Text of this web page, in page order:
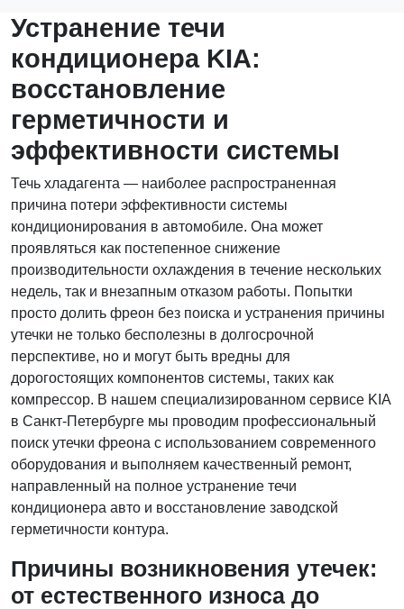
Устранение течи
кондиционера KIA:
восстановление
герметичности и
эффективности системы
Течь хладагента — наиболее распространенная
причина потери эффективности системы
кондиционирования в автомобиле. Она может
проявляться как постепенное снижение
производительности охлаждения в течение нескольких
недель, так и внезапным отказом работы. Попытки
просто долить фреон без поиска и устранения причины
утечки не только бесполезны в долгосрочной
перспективе, но и могут быть вредны для
дорогостоящих компонентов системы, таких как
компрессор. В нашем специализированном сервисе KIA
в Санкт-Петербурге мы проводим профессиональный
поиск утечки фреона с использованием современного
оборудования и выполняем качественный ремонт,
направленный на полное устранение течи
кондиционера авто и восстановление заводской
герметичности контура.
Причины возникновения утечек:
от естественного износа до